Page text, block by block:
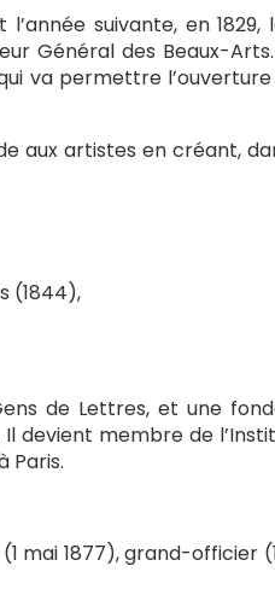
suivante, en 1829,
Général des Beaux-Arts.
va permettre
aux artistes en créant,
(1844),
de Lettres, et une
devient membre de
Paris.
mai 1877), grand-officier